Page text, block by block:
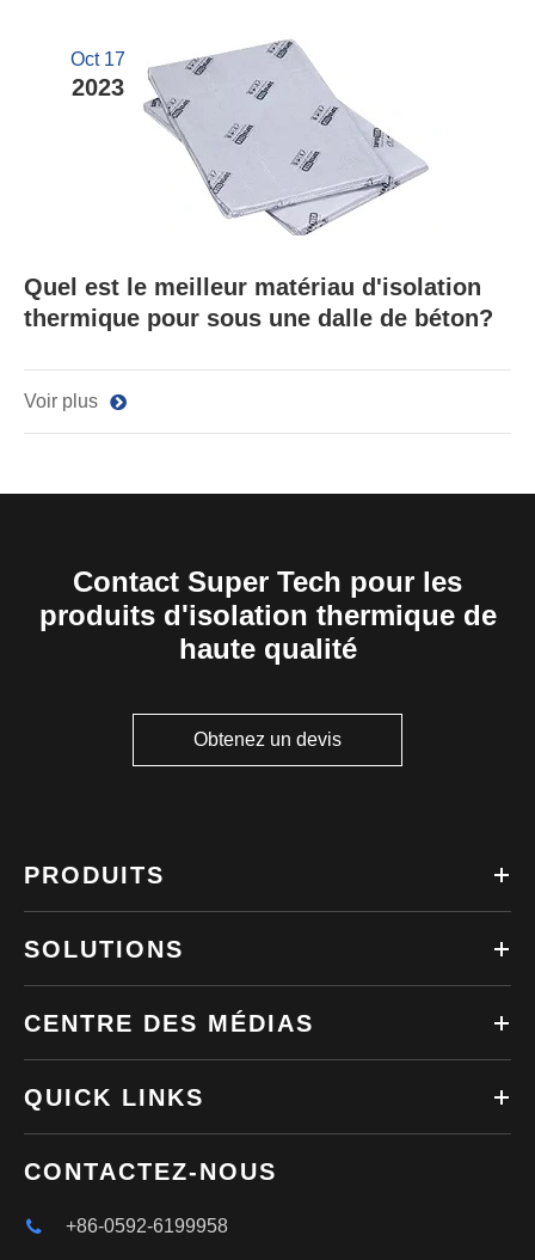
Oct 17
2023
Quel est le meilleur matériau d'isolation
thermique pour sous une dalle de béton?
Voir plus
Contact Super Tech pour les
produits d'isolation thermique de
haute qualité
Obtenez un devis
PRODUITS
SOLUTIONS
CENTRE DES MÉDIAS
QUICK LINKS
CONTACTEZ-NOUS
+86-0592-6199958